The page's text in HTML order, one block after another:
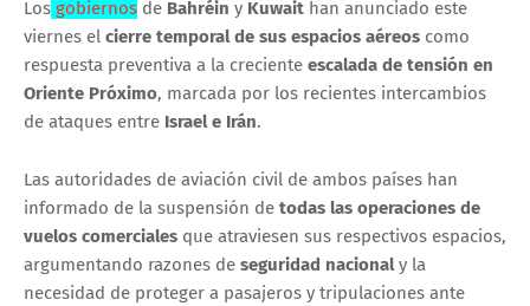
Los gobiernos de Bahréin y Kuwait han anunciado este
viernes el cierre temporal de sus espacios aéreos como
respuesta preventiva a la creciente escalada de tensión en
Oriente Próximo, marcada por los recientes intercambios
de ataques entre Israel e Irán.
Las autoridades de aviación civil de ambos países han
informado de la suspensión de todas las operaciones de
vuelos comerciales que atraviesen sus respectivos espacios,
argumentando razones de seguridad nacionaly la
necesidad de proteger a pasajeros y tripulaciones ante